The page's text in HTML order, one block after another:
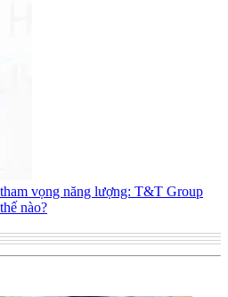
vọng năng lượng: T&T Group
nào?